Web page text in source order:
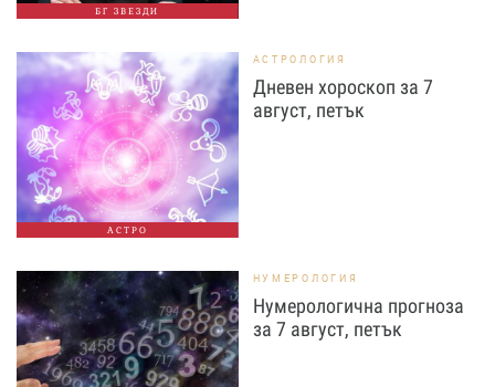
БГ ЗВЕЗДИ
АСТРО
АСТРОЛОГИЯ
Дневен хороскоп за 7
август, петък
НУМЕРОЛОГИЯ
Нумерологична прогноза
за 7 август, петък